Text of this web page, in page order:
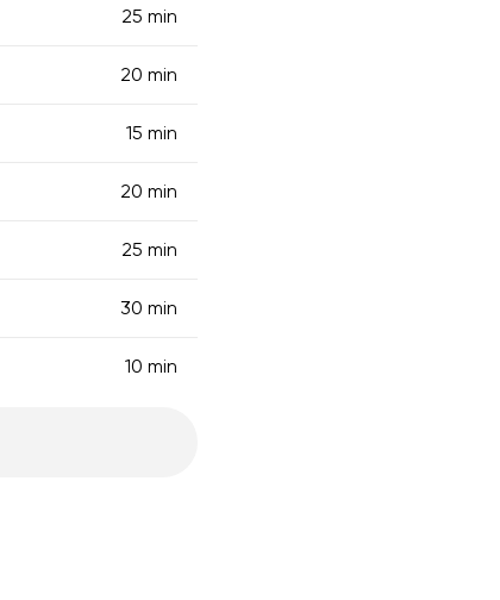
25 min
20 min
15 min
20 min
25 min
30 min
10 min